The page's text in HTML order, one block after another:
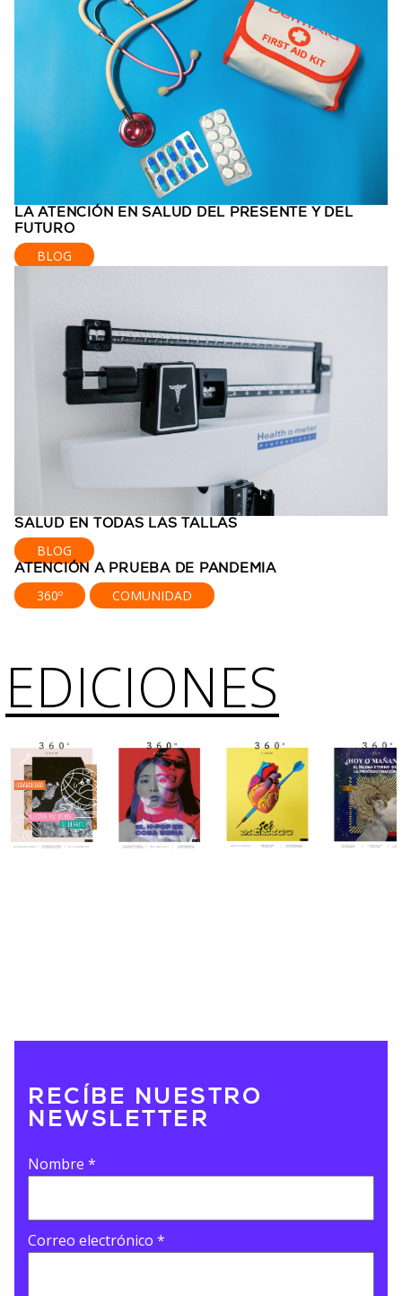
LA ATENCIÓN EN SALUD DEL PRESENTE Y DEL
FUTURO
BLOG
SALUD EN TODAS LAS TALLAS
BLOG
ATENCIÓN A PRUEBA DE PANDEMIA
360º COMUNIDAD
EDICIONES
RECÍBE NUESTRO
NEWSLETTER
Nombre *
Correo electrónico *